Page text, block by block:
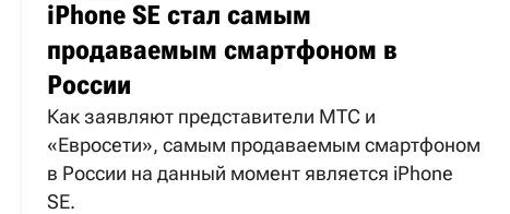
iPhone SE стал самым
продаваемым смартфоном в
России
Как заявляют представители МТС и
«Евросети», самым продаваемым смартфоном
в России на данный момент является iPhone
SE.